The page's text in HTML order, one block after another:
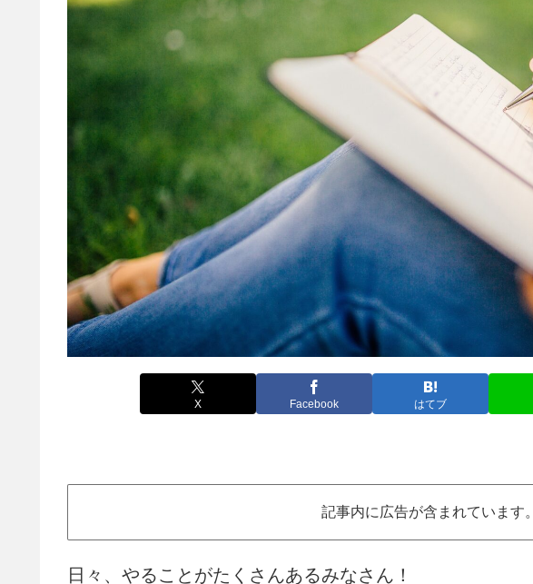
X Facebook はてブ
記事内に広告が含まれています。
日々、やることがたくさんあるみなさん！